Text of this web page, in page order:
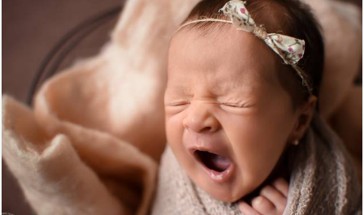
1160 0